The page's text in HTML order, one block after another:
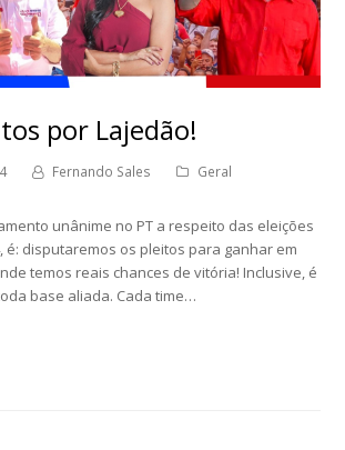
por Lajedão!
Fernando Sales
Geral
unânime no PT a respeito das eleições
é: disputaremos os pleitos para ganhar em
temos reais chances de vitória! Inclusive, é
base aliada. Cada time…